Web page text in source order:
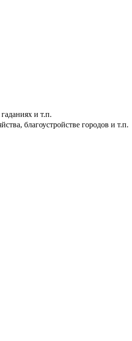
и т.п.
благоустройстве городов и т.п.